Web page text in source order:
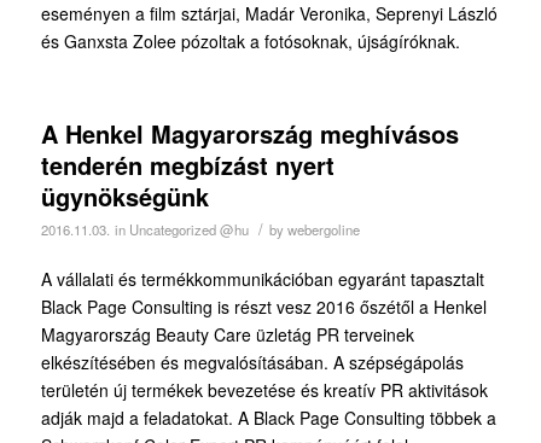
eseményen a film sztárjai, Madár Veronika, Seprenyi László
és Ganxsta Zolee pózoltak a fotósoknak, újságíróknak.
A Henkel Magyarország meghívásos
tenderén megbízást nyert
ügynökségünk
2016.11.03. in Uncategorized @hu / bywebergoline
A vállalati és termékkommunikációban egyaránt tapasztalt
Black Page Consulting is részt vesz 2016 őszétől a Henkel
Magyarország Beauty Care üzletág PR terveinek
elkészítésében és megvalósításában. A szépségápolás
területén új termékek bevezetése és kreatív PR aktivitások
adják majd a feladatokat. A Black Page Consulting többek a